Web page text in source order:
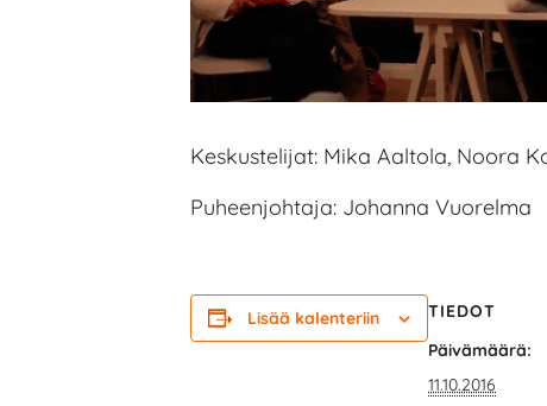
Keskustelijat: Mika Aaltola, Noora
Puheenjohtaja: Johanna Vuorelma
Lisää kalenteriin
TIEDOT
Päivämäärä:
11.10.2016